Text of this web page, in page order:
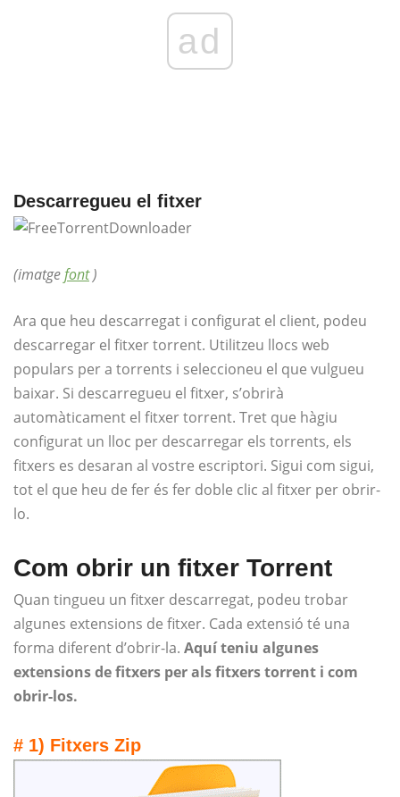
ad
Descarregueu el fitxer
(imatgefont)
Ara que heu descarregat i configurat el client, podeu
descarregar el fitxer torrent. Utilitzeu llocs web
populars per a torrents i seleccioneu el que vulgueu
baixar. Si descarregueu el fitxer, s’obrirà
automàticament el fitxer torrent. Tret que hàgiu
configurat un lloc per descarregar els torrents, els
fitxers es desaran al vostre escriptori. Sigui com sigui,
tot el que heu de fer és fer doble clic al fitxer per obrir-
lo.
Com obrir un fitxer Torrent
Quan tingueu un fitxer descarregat, podeu trobar
algunes extensions de fitxer. Cada extensió té una
forma diferent d’obrir-la. Aquí teniu algunes
extensions de fitxers per als fitxers torrent i com
obrir-los.
# 1) Fitxers Zip